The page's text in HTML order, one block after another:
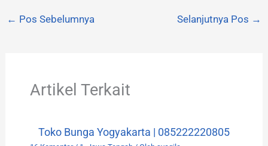
← Pos Sebelumnya Selanjutnya Pos →
Artikel Terkait
Toko Bunga Yogyakarta | 085222220805